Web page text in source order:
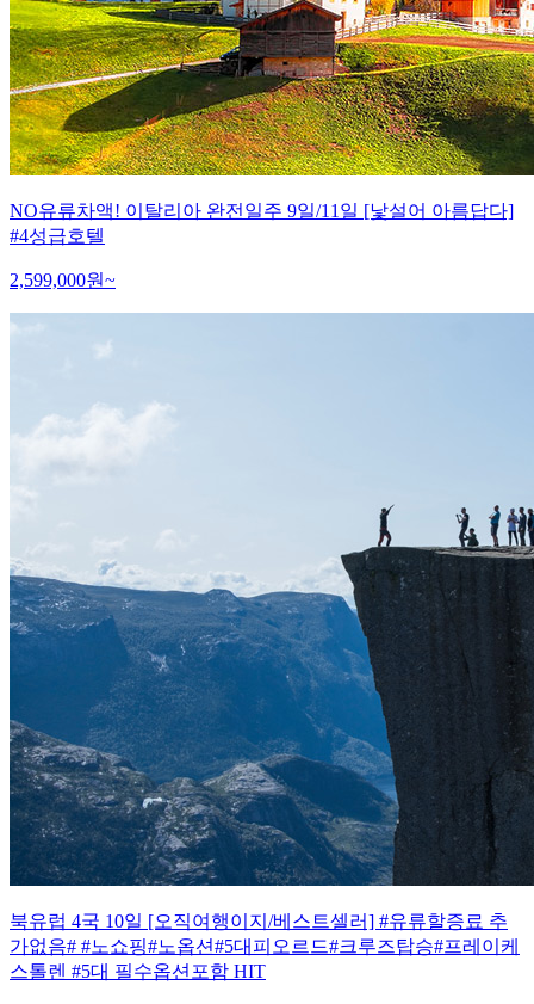
NO유류차액! 이탈리아 완전일주 9일/11일 [낯설어 아름답다]
#4성급호텔
2,599,000원~
북유럽 4국 10일 [오직여행이지/베스트셀러] #유류할증료 추
가없음# #노쇼핑#노옵션#5대피오르드#크루즈탑승#프레이케
스톨렌 #5대 필수옵션포함 HIT